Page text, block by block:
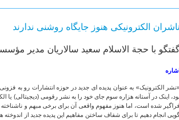
ناشران الکترونیکی هنوز جایگاه روشنی ندارند
با حجة الاسلام سعید سالاریان مدیر
اشاره
الکترونیک» به عنوان پدیده ای جدید در حوزه انتشارات رو به
اینک در آستانه هزاره سوم جای خود را به نشر رقومی (دیجیتالی)
فراگیر شده است، اما هنوز مفهوم واقعی آن برای برخی مبهم و
انجام دهیم تا برای شفاف ساختن مفاهیم این پدیده جدید از